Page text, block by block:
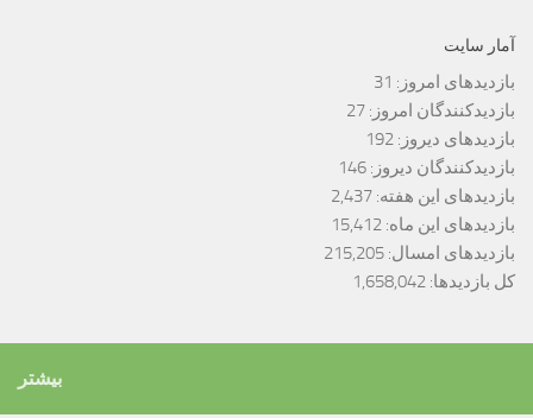
آمار سایت
بازدیدهای امروز: 31
بازدیدکنندگان امروز: 27
بازدیدهای دیروز: 192
بازدیدکنندگان دیروز: 146
بازدیدهای این هفته: 2,437
بازدیدهای این ماه: 15,412
بازدیدهای امسال: 215,205
کل بازدیدها: 1,658,042
بیشتر